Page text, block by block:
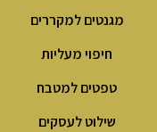
מגנטים למקררים
חיפוי מעליות
טפטים למטבח
שילוט לעסקים